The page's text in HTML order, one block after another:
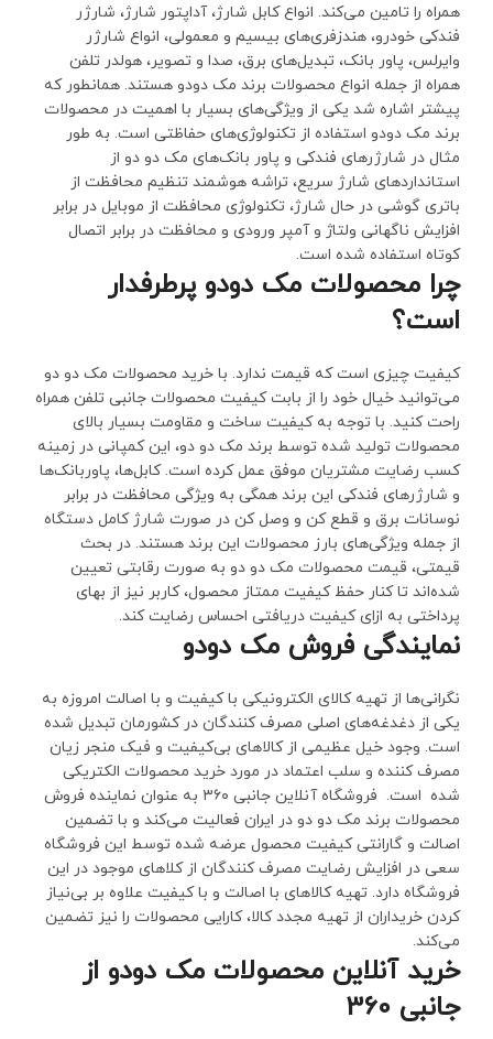
همراه را تامین می‌کند. انواع کابل شارژ، آداپتور شارژ، شارژر
فندکی خودرو، هندزفری‌های بیسیم و معمولی، انواع شارژر
وایرلس، پاور بانک، تبدیل‌های برق، صدا‌ و تصویر، هولدر تلفن
همراه از جمله انواع محصولات برند مک دودو هستند. همانطور که
پیشتر اشاره شد یکی از ویژگی‌های بسیار با اهمیت در محصولات
برند مک دودو استفاده از تکنولوژی‌های حفاظتی است. به طور
مثال در شارژرهای فندکی و پاور بانک‌های مک دو دو از
استانداردهای شارژ سریع، تراشه هوشمند تنظیم محافظت از
باتری گوشی در حال شارژ، تکنولوژی محافظت از موبایل در برابر
افزایش ناگهانی ولتاژ و آمپر ورودی و محافظت در برابر اتصال
کوتاه استفاده شده است.
چرا محصولات مک دودو پرطرفدار
است؟
کیفیت چیزی است که قیمت ندارد. با خرید محصولات مک دو دو
می‌توانید خیال خود را از بابت کیفیت محصولات جانبی تلفن همراه
راحت کنید. با توجه به کیفیت ساخت و مقاومت بسیار بالای
محصولات تولید شده توسط برند مک دو دو، این کمپانی در زمینه
کسب رضایت مشتریان موفق عمل کرده است. کابل‌ها، پاوربانک‌ها
و شارژرهای فندکی این برند همگی به ویژگی محافظت در برابر
نوسانات برق و قطع کن و وصل کن در صورت شارژ کامل دستگاه
از جمله ویژگی‌های بارز محصولات این برند هستند. در بحث
قیمتی، قیمت محصولات مک دو دو به صورت رقابتی تعیین
شده‌اند تا کنار حفظ کیفیت ممتاز محصول، کاربر نیز از بهای
پرداختی به ازای کیفیت دریافتی احساس رضایت کند.
نمایندگی فروش مک دودو
نگرانی‌ها از تهیه کالای الکترونیکی با کیفیت و با اصالت امروزه به
یکی از دغدغه‌های اصلی مصرف کنندگان در کشورمان تبدیل شده
است. وجود خیل عظیمی از کالاهای بی‌کیفیت و فیک منجر زیان
مصرف کننده و سلب اعتماد در مورد خرید محصولات الکتریکی
شده است. فروشگاه آنلاین جانبی ۳۶۰ به عنوان نماینده فروش
محصولات برند مک دو دو در ایران فعالیت می‌کند و با تضمین
اصالت و گارانتی کیفیت محصول عرضه شده توسط این فروشگاه
سعی در افزایش رضایت مصرف کنندگان از کلا‌های موجود در این
فروشگاه دارد. تهیه کالاهای با اصالت و با کیفیت علاوه بر بی‌نیاز
کردن خریداران از تهیه مجدد کالا، کارایی محصولات را نیز تضمین
می‌کند.
خرید آنلاین محصولات مک دودو از
جانبی 360